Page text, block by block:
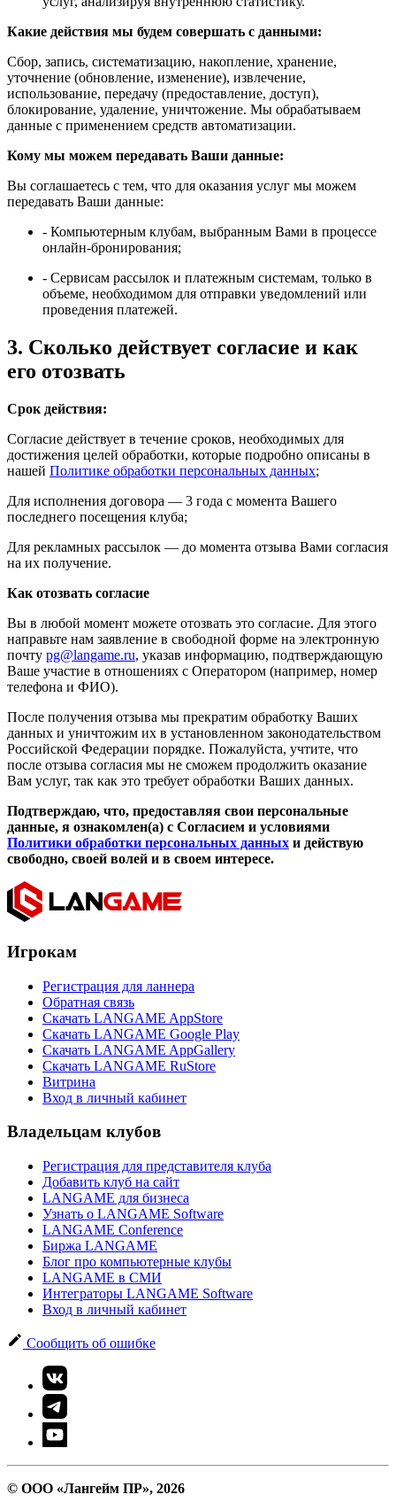
Какие действия мы будем совершать с данными:
Сбор, запись, систематизацию, накопление, хранение,
уточнение (обновление, изменение), извлечение,
использование, передачу (предоставление, доступ),
блокирование, удаление, уничтожение. Мы обрабатываем
данные с применением средств автоматизации.
Кому мы можем передавать Ваши данные:
Вы соглашаетесь с тем, что для оказания услуг мы можем
передавать Ваши данные:
- Компьютерным клубам, выбранным Вами в процессе
онлайн-бронирования;
- Сервисам рассылок и платежным системам, только в
объеме, необходимом для отправки уведомлений или
проведения платежей.
3. Сколько действует согласие и как
его отозвать
Срок действия:
Согласие действует в течение сроков, необходимых для
достижения целей обработки, которые подробно описаны в
нашей Политике обработки персональных данных;
Для исполнения договора — 3 года с момента Вашего
последнего посещения клуба;
Для рекламных рассылок — до момента отзыва Вами согласия
на их получение.
Как отозвать согласие
Вы в любой момент можете отозвать это согласие. Для этого
направьте нам заявление в свободной форме на электронную
почту pg@langame.ru, указав информацию, подтверждающую
Ваше участие в отношениях с Оператором (например, номер
телефона и ФИО).
После получения отзыва мы прекратим обработку Ваших
данных и уничтожим их в установленном законодательством
Российской Федерации порядке. Пожалуйста, учтите, что
после отзыва согласия мы не сможем продолжить оказание
Вам услуг, так как это требует обработки Ваших данных.
Подтверждаю, что, предоставляя свои персональные
данные, я ознакомлен(а) с Согласием и условиями
Политики обработки персональных данных и действую
свободно, своей волей и в своем интересе.
Игрокам
Регистрация для ланнера
Обратная связь
Скачать LANGAME AppStore
Скачать LANGAME Google Play
Скачать LANGAME AppGallery
Скачать LANGAME RuStore
Витрина
Вход в личный кабинет
Владельцам клубов
Регистрация для представителя клуба
Добавить клуб на сайт
LANGAME для бизнеса
Узнать о LANGAME Software
LANGAME Conference
Биржа LANGAME
Блог про компьютерные клубы
LANGAME в СМИ
Интеграторы LANGAME Software
Вход в личный кабинет
Сообщить об ошибке
© ООО «Лангейм ПР», 2026